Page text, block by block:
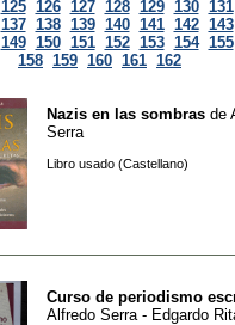
125 126 127 128 129 130 131
137 138 139 140 141 142 143
149 150 151 152 153 154 155
158 159 160 161 162
Nazis en las sombras de
Serra
Libro usado (Castellano)
Curso de periodismo
Alfredo Serra - Edgardo